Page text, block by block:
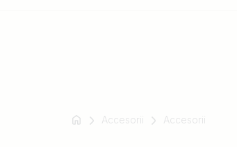
Accesorii Accesorii